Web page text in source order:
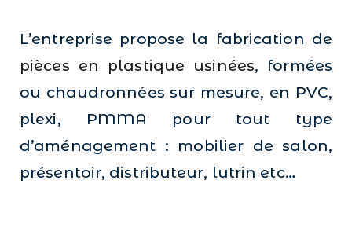
L’entreprise propose la fabrication de
pièces en plastique usinées, formées
ou chaudronnées sur mesure, en PVC,
plexi, PMMA pour tout type
d’aménagement : mobilier de salon,
présentoir, distributeur, lutrin etc…